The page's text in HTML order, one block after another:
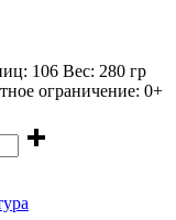
106 Вес: 280 гр
ограничение: 0+